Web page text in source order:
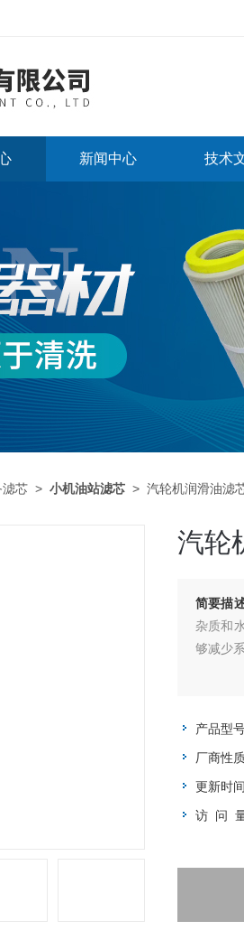
新闻中心 技术
滤芯 > 小机油站滤芯 > 汽轮机润滑油滤
汽轮
简要描
杂质和
够减少
产品型号
厂商性质
更新时间
访 问